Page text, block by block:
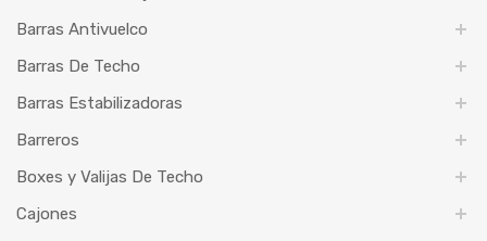
Barras Antivuelco
Barras De Techo
Barras Estabilizadoras
Barreros
Boxes y Valijas De Techo
Cajones